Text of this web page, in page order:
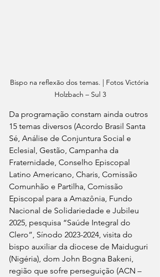
Bispo na reflexão dos temas. | Fotos Victória
Holzbach – Sul 3
Da programação constam ainda outros
15 temas diversos (Acordo Brasil Santa
Sé, Análise de Conjuntura Social e
Eclesial, Gestão, Campanha da
Fraternidade, Conselho Episcopal
Latino Americano, Charis, Comissão
Comunhão e Partilha, Comissão
Episcopal para a Amazônia, Fundo
Nacional de Solidariedade e Jubileu
2025, pesquisa “Saúde Integral do
Clero”, Sínodo 2023-2024, visita do
bispo auxiliar da diocese de Maiduguri
(Nigéria), dom John Bogna Bakeni,
região que sofre perseguição (ACN –